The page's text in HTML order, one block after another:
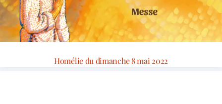
Homélie du dimanche 8 mai 2022